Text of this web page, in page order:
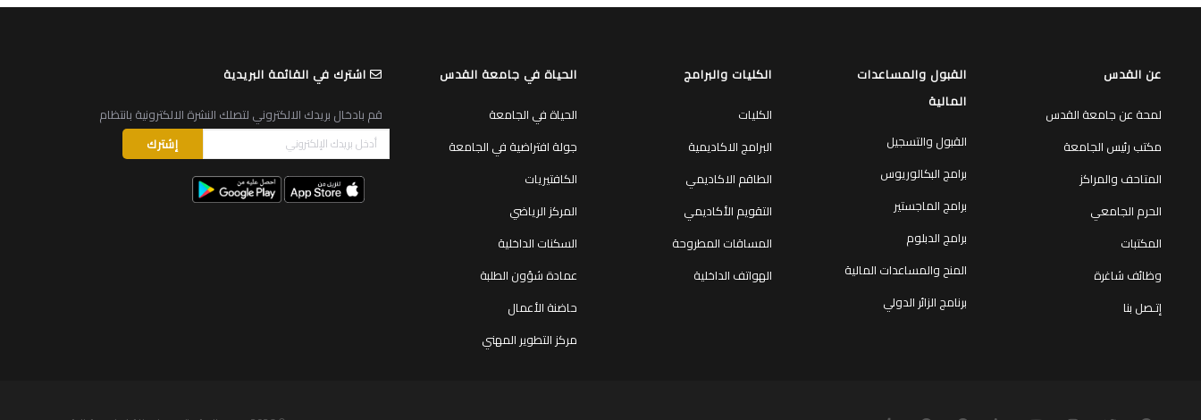
عن القدس
لمحة عن جامعة القدس
مكتب رئيس الجامعة
المتاحف والمراكز
الحرم الجامعي
المكتبات
وظائف شاغرة
إتـصل بنا
القبول والمساعدات
المالية
القبول والتسجيل
برامج البكالوريوس
برامج الماجستير
برامج الدبلوم
المنح والمساعدات المالية
برنامج الزائر الدولي
الكليات والبرامج
الكليات
البرامج الاكاديمية
الطاقم الاكاديمي
التقويم الأكاديمي
المساقات المطروحة
الهواتف الداخلية
الحياة في جامعة القدس
الحياة في الجامعة
جولة افتراضية في الجامعة
الكافتيريات
المركز الرياضي
السكنات الداخلية
عمادة شؤون الطلبة
حاضنة الأعمال
مركز التطوير المهني
اشترك في القائمة البريدية
قم بادخال بريدك الالكتروني لتصلك النشرة الالكترونية بانتظام